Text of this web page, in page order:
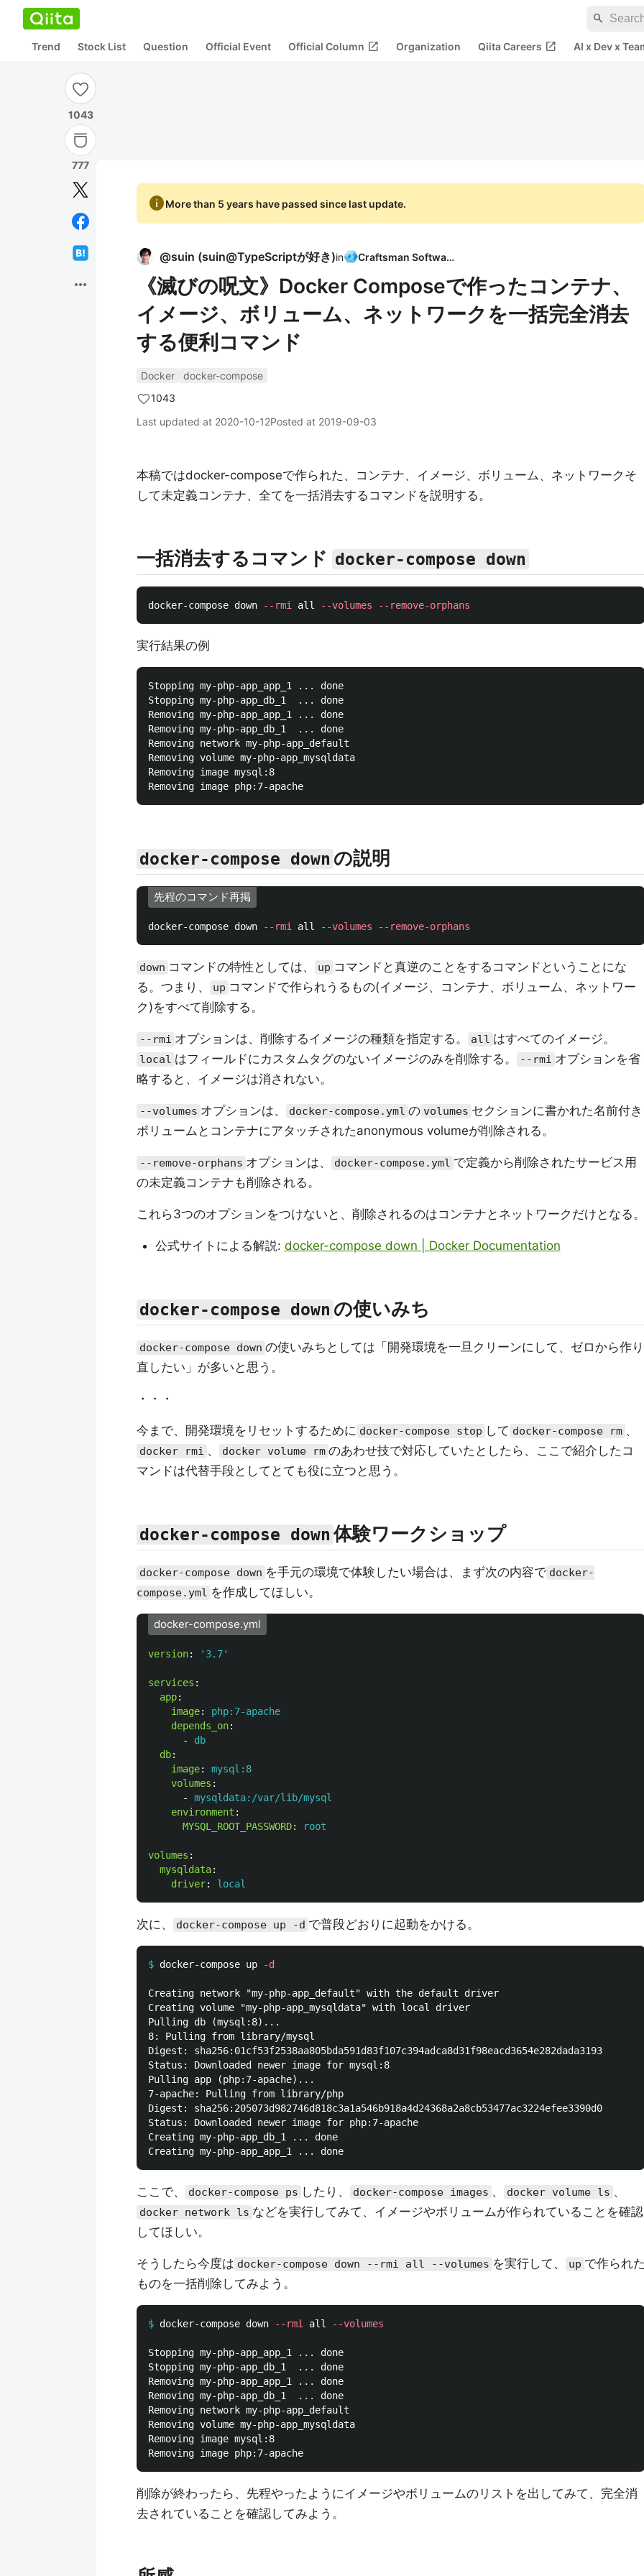
search
Trend Stock List Question Official Event Official Column open_in_new Organization Qiita Careers open_in_new AI x Dev x
1043
777
more_horiz
infoMore than 5 years have passed since last update.
@suin (suin@TypeScriptが好き)in Craftsman Software
《滅びの呪文》Docker Composeで作ったコンテナ、
イメージ、ボリューム、ネットワークを一括完全消去
する便利コマンド
Docker
docker-compose
1043
Last updated at 2020-10-12Posted at 2019-09-03
本稿ではdocker-composeで作られた、コンテナ、イメージ、ボリューム、ネットワークそ
して未定義コンテナ、全てを一括消去するコマンドを説明する。
一括消去するコマンド docker-compose down
docker-compose down --rmi all --volumes --remove-orphans
実行結果の例
Stopping my-php-app_app_1 ... done
Stopping my-php-app_db_1  ... done
Removing my-php-app_app_1 ... done
Removing my-php-app_db_1  ... done
Removing network my-php-app_default
Removing volume my-php-app_mysqldata
Removing image mysql:8
docker-compose down の説明
先程のコマンド再掲
docker-compose down --rmi all --volumes --remove-orphans
down コマンドの特性としては、 up コマンドと真逆のことをするコマンドということにな
る。つまり、
up コマンドで作られうるもの(イメージ、コンテナ、ボリューム、ネットワー
ク)をすべて削除する。
--rmi オプションは、削除するイメージの種類を指定する。 all はすべてのイメージ。
local はフィールドにカスタムタグのないイメージのみを削除する。 --rmi オプションを省
略すると、イメージは消されない。
--volumes オプションは、 docker-compose.yml の volumes セクションに書かれた名前付き
ボリュームとコンテナにアタッチされたanonymous volumeが削除される。
--remove-orphans オプションは、 docker-compose.yml で定義から削除されたサービス用
の未定義コンテナも削除される。
これら3つのオプションをつけないと、削除されるのはコンテナとネットワークだけとなる
公式サイトによる解説: docker-compose down | Docker Documentation
docker-compose down の使いみち
docker-compose down の使いみちとしては「開発環境を一旦クリーンにして、ゼロから作り
直したい」が多いと思う。
・・・
今まで、開発環境をリセットするために docker-compose stop して docker-compose rm 、
docker rmi 、 docker volume rm のあわせ技で対応していたとしたら、ここで紹介したコ
マンドは代替手段としてとても役に立つと思う。
docker-compose down 体験ワークショップ
docker-compose down を手元の環境で体験したい場合は、まず次の内容で docker-
compose.yml を作成してほしい。
docker-compose.yml
version: ' 3.7'
services :
app:
image:
php:7-apache
depends_on:
-
db
db:
image:
mysql:8
volumes :
-
mysqldata:/var/lib/mysql
environment :
MYSQL_ROOT_PASSWORD: root
volumes :
mysqldata:
driver: local
次に、 docker-compose up -d で普段どおりに起動をかける。
$ docker-compose up -d
Creating network "my-php-app_default" with the default driver
Creating volume "my-php-app_mysqldata" with local driver
Pulling db (mysql:8)...
8: Pulling from library/mysql
Digest: sha256:01cf53f2538aa805bda591d83f107c394adca8d31f98eacd3654e282dada3193
Status: Downloaded newer image for mysql:8
Pulling app (php:7-apache)...
7-apache: Pulling from library/php
Digest: sha256:205073d982746d818c3a1a546b918a4d24368a2a8cb53477ac3224efee3390d0
Status: Downloaded newer image for php:7-apache
Creating my-php-app_db_1 ... done
ここで、 docker-compose ps したり、 docker-compose images 、 docker volume ls 、
docker network ls などを実行してみて、イメージやボリュームが作られていることを確認
してほしい。
そうしたら今度は docker-compose down --rmi all --volumes を実行して、 up で作られ
ものを一括削除してみよう。
$ docker-compose down --rmi all --volumes
Stopping my-php-app_app_1 ... done
Stopping my-php-app_db_1  ... done
Removing my-php-app_app_1 ... done
Removing my-php-app_db_1  ... done
Removing network my-php-app_default
Removing volume my-php-app_mysqldata
Removing image mysql:8
削除が終わったら、先程やったようにイメージやボリュームのリストを出してみて、完全消
去されていることを確認してみよう。